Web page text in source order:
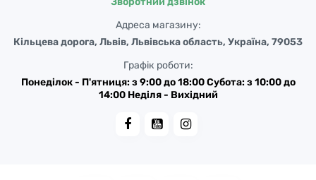
Адреса магазину:
Кільцева дорога, Львів, Львівська область, Україна, 79053
Графік роботи:
Понеділок - П'ятниця: з 9:00 до 18:00 Субота: з 10:00 до
14:00 Неділя - Вихідний